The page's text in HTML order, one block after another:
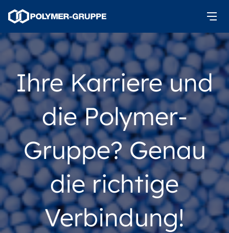
Ihre Karriere und
die Polymer-
Gruppe? Genau
die richtige
Verbindung!